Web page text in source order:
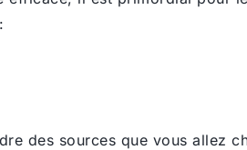
des sources que vous allez